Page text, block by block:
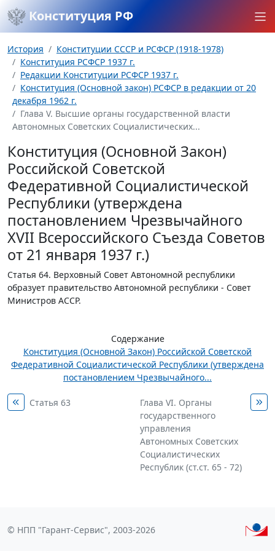
Конституция РФ
История
Конституции СССР и РСФСР (1918-1978)
Конституция РСФСР 1937 г.
Редакции Конституции РСФСР 1937 г.
Конституция (Основной закон) РСФСР в редакции от 20
декабря 1962 г.
Глава V. Высшие органы государственной власти
Автономных Советских Социалистических...
Конституция (Основной Закон)
Российской Советской
Федеративной Социалистической
Республики (утверждена
постановлением Чрезвычайного
XVII Всероссийского Съезда Советов
от 21 января 1937 г.)
Статья 64. Верховный Совет Автономной республики
образует правительство Автономной республики - Совет
Министров АССР.
Содержание
Конституция (Основной Закон) Российской Советской
Федеративной Социалистической Республики (утверждена
постановлением Чрезвычайного...
Статья 63
Глава VI. Органы
государственного
управления
Автономных Советских
Социалистических
Республик (ст.ст. 65 - 72)
© НПП "Гарант-Сервис", 2003-2026